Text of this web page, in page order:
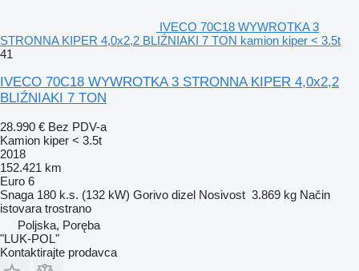
IVECO 70C18 WYWROTKA 3
STRONNA KIPER 4,0x2,2 BLIŹNIAKI 7 TON kamion kiper < 3.5t
41
IVECO 70C18 WYWROTKA 3 STRONNA KIPER 4,0x2,2
BLIŹNIAKI 7 TON
28.990 € Bez PDV-a
Kamion kiper < 3.5t
2018
152.421 km
Euro 6
Snaga 180 k.s. (132 kW) Gorivo dizel Nosivost 3.869 kg Način
istovara trostrano
Poljska, Poręba
"LUK-POL"
Kontaktirajte prodavca